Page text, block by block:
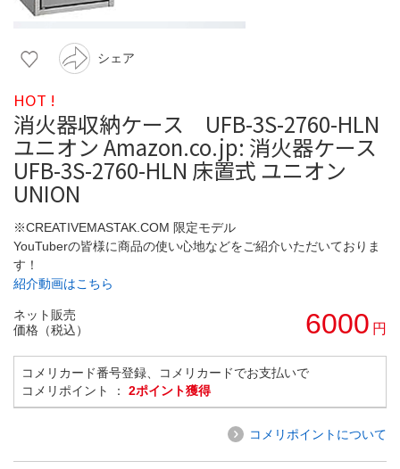
シェア
HOT !
消火器収納ケース UFB-3S-2760-HLN
ユニオン Amazon.co.jp: 消火器ケース
UFB-3S-2760-HLN 床置式 ユニオン
UNION
※CREATIVEMASTAK.COM 限定モデル
YouTuberの皆様に商品の使い心地などをご紹介いただいておりま
す！
紹介動画はこちら
ネット販売
価格（税込）
6000 円
コメリカード番号登録、コメリカードでお支払いで
コメリポイント ： 2ポイント獲得
コメリポイントについて